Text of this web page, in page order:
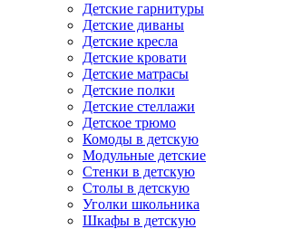
Детские гарнитуры
Детские диваны
Детские кресла
Детские кровати
Детские матрасы
Детские полки
Детские стеллажи
Детское трюмо
Комоды в детскую
Модульные детские
Стенки в детскую
Столы в детскую
Уголки школьника
Шкафы в детскую